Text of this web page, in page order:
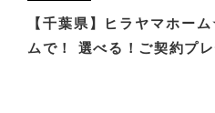
【千葉県】ヒラヤマホー
ムで！ 選べる！ご契約プ